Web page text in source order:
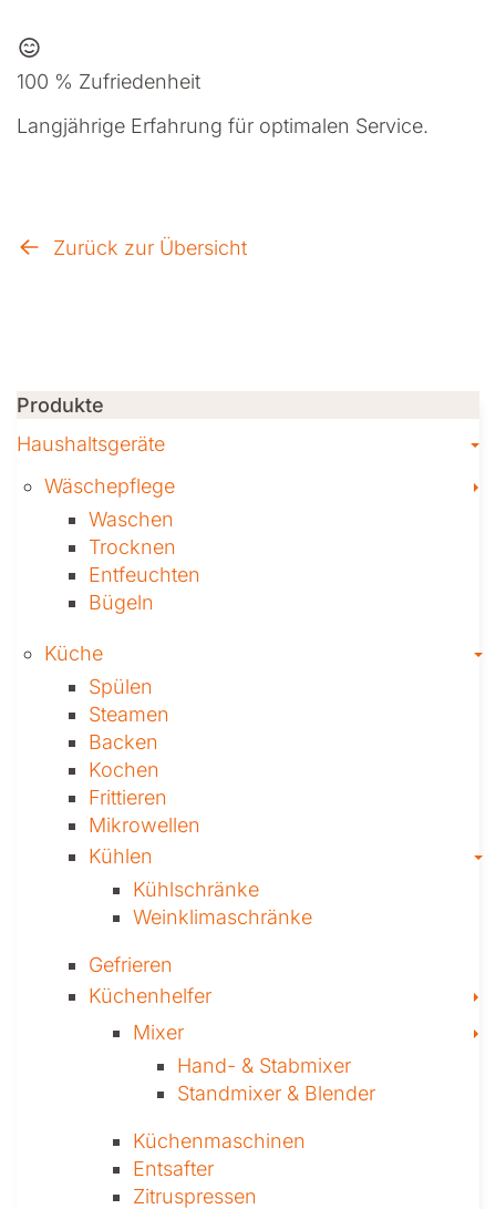
100 % Zufriedenheit
Langjährige Erfahrung für optimalen Service.
Zurück zur Übersicht
Produkte
Haushaltsgeräte
Wäschepflege
Waschen
Trocknen
Ent­feuch­ten
Bügeln
Küche
Spülen
Steamen
Backen
Kochen
Frittieren
Mikrowellen
Kühlen
Kühl­schränke
Weinklima­schränke
Gefrieren
Küchenhelfer
Mixer
Hand- & ­Stabmixer
Stand­mixer & Blender
Küchen­maschinen
Entsafter
Zitruspressen